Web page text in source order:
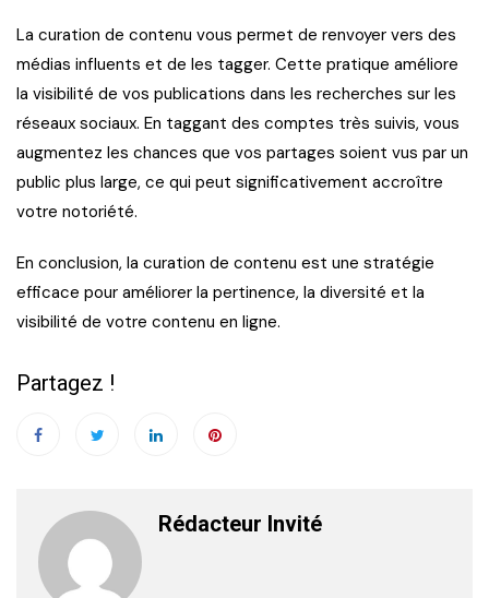
La curation de contenu vous permet de renvoyer vers des
médias influents et de les tagger. Cette pratique améliore
la visibilité de vos publications dans les recherches sur les
réseaux sociaux. En taggant des comptes très suivis, vous
augmentez les chances que vos partages soient vus par un
public plus large, ce qui peut significativement accroître
votre notoriété.
En conclusion, la curation de contenu est une stratégie
efficace pour améliorer la pertinence, la diversité et la
visibilité de votre contenu en ligne.
Partagez !
Rédacteur Invité